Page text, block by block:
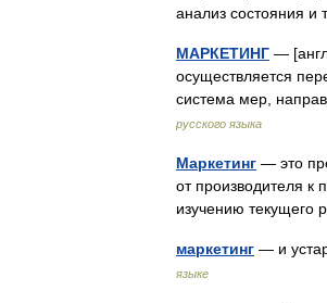
анализ состояния
МАРКЕТИНГ —
осуществляется
система мер,
русского языка
Маркетинг — это
от производителя к
изучению
маркетинг — и
языке